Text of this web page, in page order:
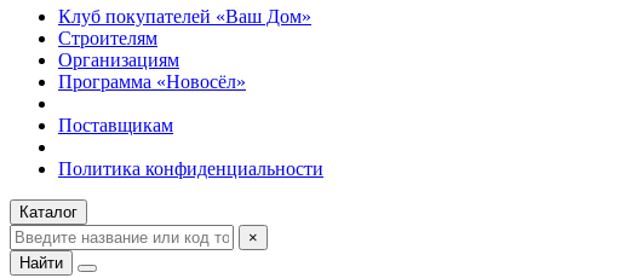
Клуб покупателей «Ваш Дом»
Строителям
Организациям
Программа «Новосёл»
Поставщикам
Политика конфиденциальности
Каталог
×
Найти